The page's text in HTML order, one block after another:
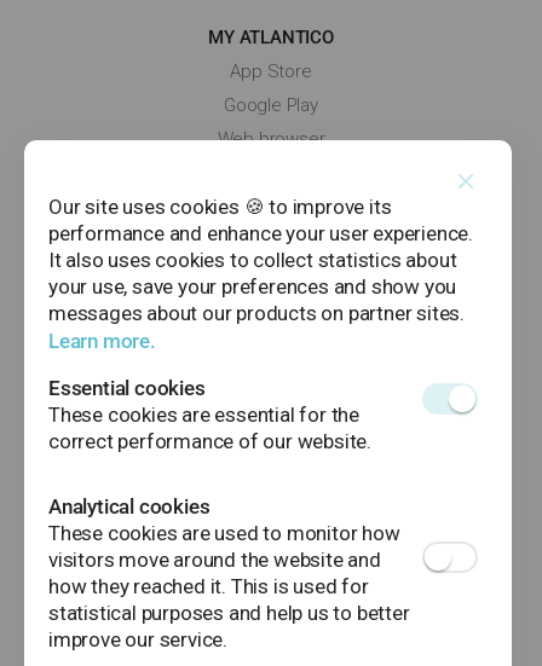
Our site uses cookies 🍪 to improve its
performance and enhance your user experience.
It also uses cookies to collect statistics about
your use, save your preferences and show you
messages about our products on partner sites.
Learn more.
Essential cookies
These cookies are essential for the
correct performance of our website.
Analytical cookies
These cookies are used to monitor how
visitors move around the website and
how they reached it. This is used for
statistical purposes and help us to better
improve our service.
MY ATLANTICO
App Store
Google Play
Web browser
Help
Contacts
Cyber Security
Deposit guarantee fund
Investor compensation